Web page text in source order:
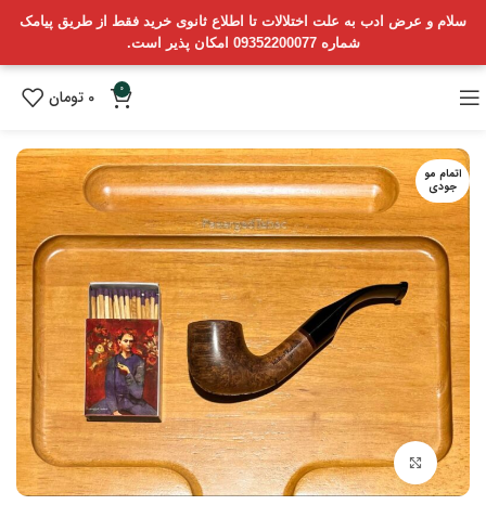
سلام و عرض ادب به علت اختلالات تا اطلاع ثانوی خرید فقط از طریق پیامک
شماره 09352200077 امکان پذیر است.
0
0 تومان
اتمام مو
جودی
بزرگنمایی تصویر